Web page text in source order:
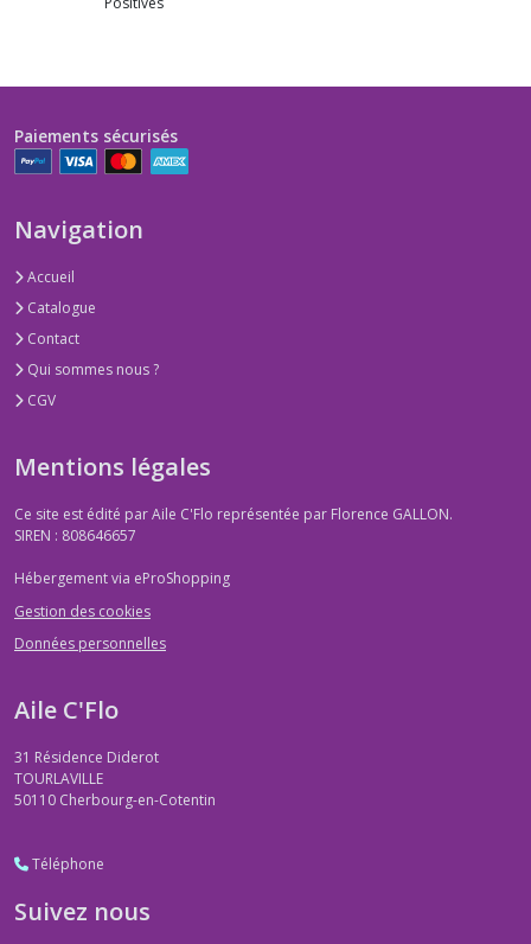
Paiements sécurisés
Navigation
Accueil
Catalogue
Contact
Qui sommes nous ?
CGV
Mentions légales
Ce site est édité par Aile C'Flo représentée par Florence GALLON.
SIREN : 808646657
Hébergement via eProShopping
Gestion des cookies
Données personnelles
Aile C'Flo
31 Résidence Diderot
TOURLAVILLE
50110 Cherbourg-en-Cotentin
Téléphone
Suivez nous